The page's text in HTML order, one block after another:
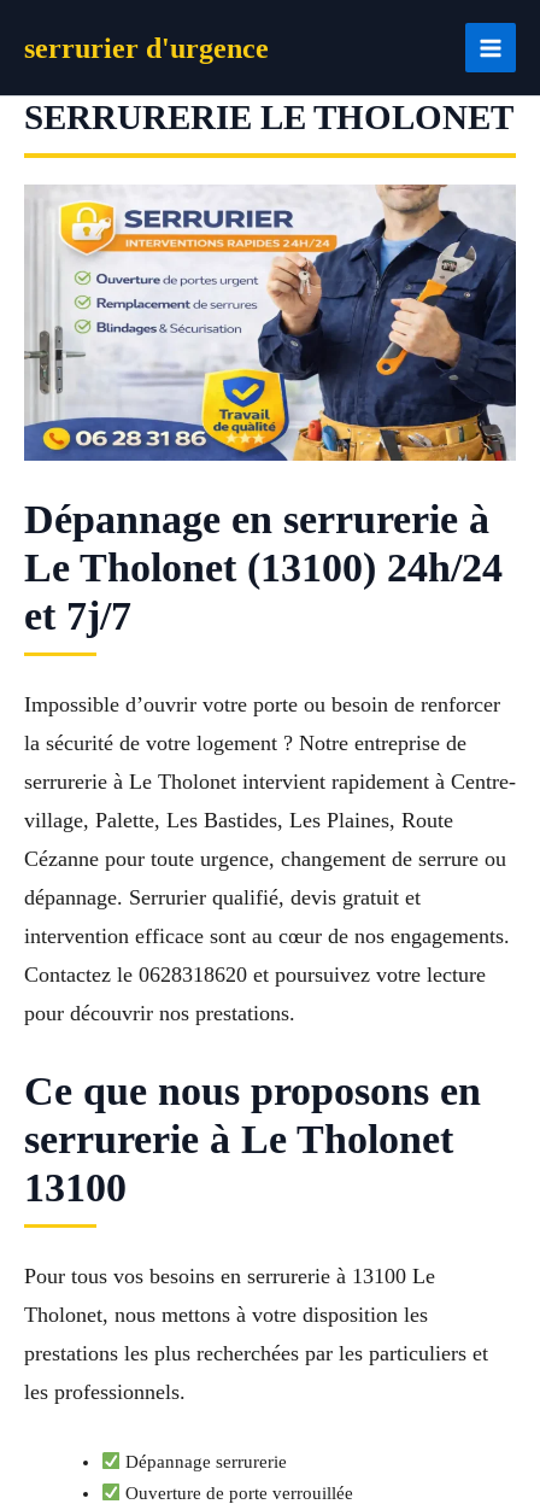
serrurier d'urgence
SERRURERIE LE THOLONET
Dépannage en serrurerie à
Le Tholonet (13100) 24h/24
et 7j/7
Impossible d’ouvrir votre porte ou besoin de renforcer
la sécurité de votre logement ? Notre entreprise de
serrurerie à Le Tholonet intervient rapidement à Centre-
village, Palette, Les Bastides, Les Plaines, Route
Cézanne pour toute urgence, changement de serrure ou
dépannage. Serrurier qualifié, devis gratuit et
intervention efficace sont au cœur de nos engagements.
Contactez le 0628318620 et poursuivez votre lecture
pour découvrir nos prestations.
Ce que nous proposons en
serrurerie à Le Tholonet
13100
Pour tous vos besoins en serrurerie à 13100 Le
Tholonet, nous mettons à votre disposition les
prestations les plus recherchées par les particuliers et
les professionnels.
Dépannage serrurerie
Ouverture de porte verrouillée